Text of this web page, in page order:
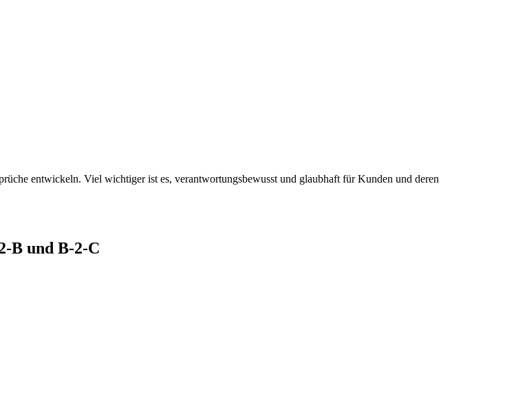
entwickeln. Viel wichtiger ist es, verantwortungsbewusst und glaubhaft für Kunden und deren
B und B-2-C